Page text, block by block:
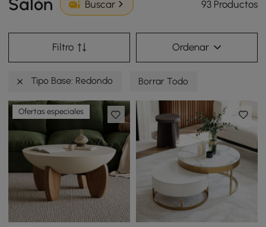
Buscar 93 Productos
Filtro Ordenar
Tipo Base: Redondo Borrar Todo
Ofertas especiales